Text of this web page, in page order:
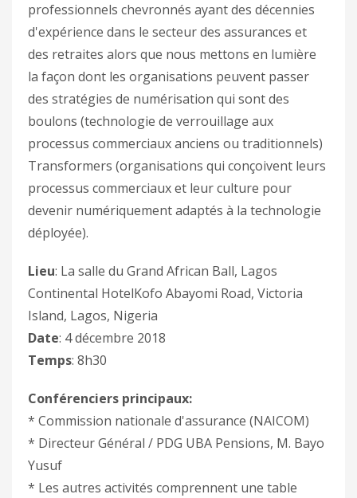
professionnels chevronnés ayant des décennies
d'expérience dans le secteur des assurances et
des retraites alors que nous mettons en lumière
la façon dont les organisations peuvent passer
des stratégies de numérisation qui sont des
boulons (technologie de verrouillage aux
processus commerciaux anciens ou traditionnels)
Transformers (organisations qui conçoivent leurs
processus commerciaux et leur culture pour
devenir numériquement adaptés à la technologie
déployée).
Lieu: La salle du Grand African Ball, Lagos
Continental HotelKofo Abayomi Road, Victoria
Island, Lagos, Nigeria
Date: 4 décembre 2018
Temps: 8h30
Conférenciers principaux:
* Commission nationale d'assurance (NAICOM)
* Directeur Général / PDG UBA Pensions, M. Bayo
Yusuf
* Les autres activités comprennent une table